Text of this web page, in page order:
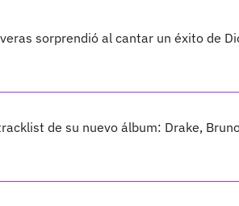
sorprendió al cantar un éxito de
de su nuevo álbum: Drake,